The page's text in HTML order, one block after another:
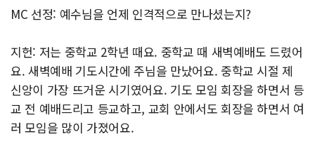
MC 선정: 예수님을 언제 인격적으로 만나셨는지?
지헌: 저는 중학교 2학년 때요. 중학교 때 새벽예배도 드렸어
요. 새벽예배 기도시간에 주님을 만났어요. 중학교 시절 제
신앙이 가장 뜨거운 시기였어요. 기도 모임 회장을 하면서 등
교 전 예배드리고 등교하고, 교회 안에서도 회장을 하면서 여
러 모임을 많이 가졌어요.